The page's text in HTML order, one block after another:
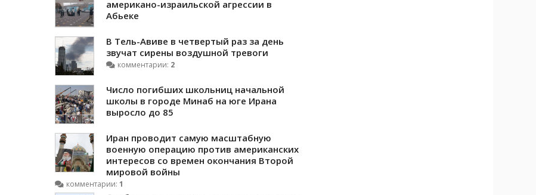
американо-израильской агрессии в
Абьеке
В Тель-Авиве в четвертый раз за день
звучат сирены воздушной тревоги
комментарии: 2
Число погибших школьниц начальной
школы в городе Минаб на юге Ирана
выросло до 85
Иран проводит самую масштабную
военную операцию против американских
интересов со времен окончания Второй
мировой войны
комментарии: 1